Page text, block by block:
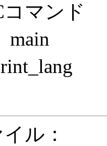
マンド
main
ル：